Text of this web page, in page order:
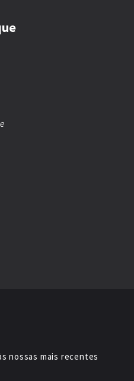
nossas mais recentes